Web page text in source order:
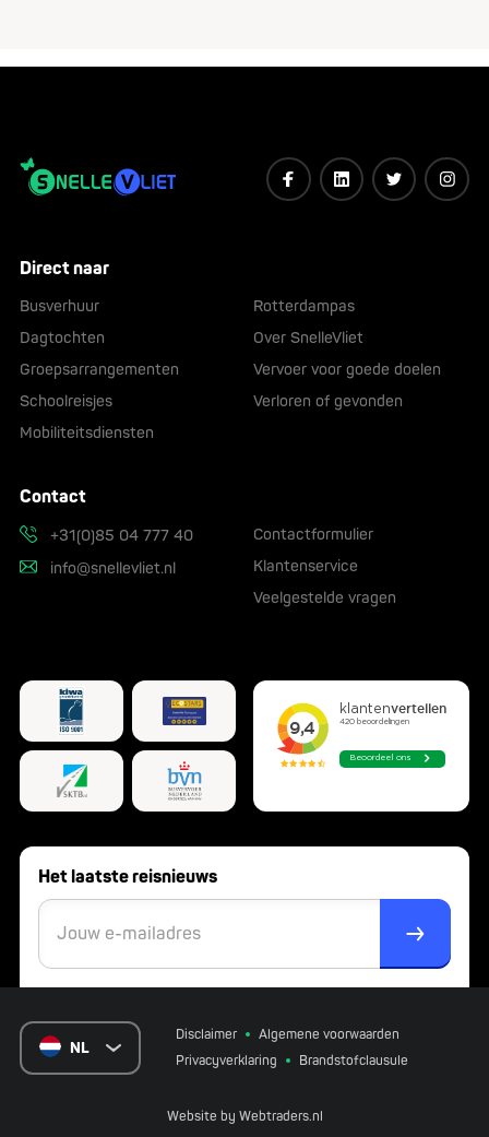
Direct naar
Busverhuur
Dagtochten
Groepsarrangementen
Schoolreisjes
Mobiliteitsdiensten
Rotterdampas
Over SnelleVliet
Vervoer voor goede doelen
Verloren of gevonden
Contact
+31(0)85 04 777 40
info@snellevliet.nl
Contactformulier
Klantenservice
Veelgestelde vragen
Het laatste reisnieuws
NL
Disclaimer
Algemene voorwaarden
Privacyverklaring
Brandstofclausule
Website by Webtraders.nl